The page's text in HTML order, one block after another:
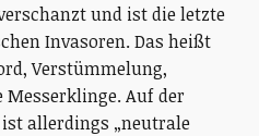
und ist die letzte
Invasoren. Das heißt
Verstümmelung,
Auf der
ist allerdings „neutrale